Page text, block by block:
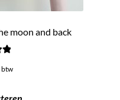
moon and back
btw